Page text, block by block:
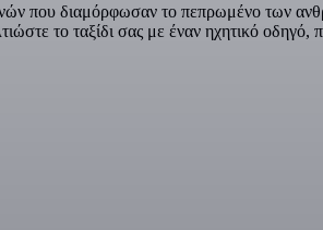
που διαμόρφωσαν το πεπρωμένο των
το ταξίδι σας με έναν ηχητικό